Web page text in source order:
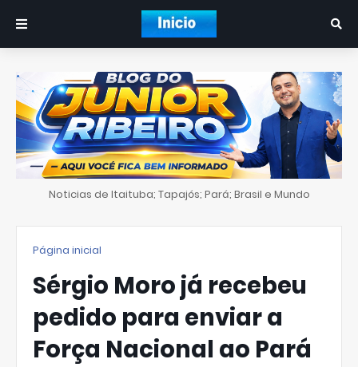
Noticias de Itaituba; Tapajós; Pará; Brasil e Mundo
Página inicial
Sérgio Moro já recebeu
pedido para enviar a
Força Nacional ao Pará